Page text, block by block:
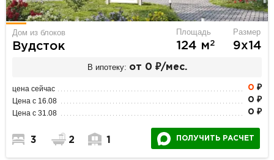
Дом из блоков
Вудсток
Площадь
124 м2
Размер
9х14
В ипотеку: от 0 ₽/мес.
цена сейчас 0 ₽
Цена с 16.08 0 ₽
Цена с 31.08 0 ₽
3 2 1 ПОЛУЧИТЬ РАСЧЕТ